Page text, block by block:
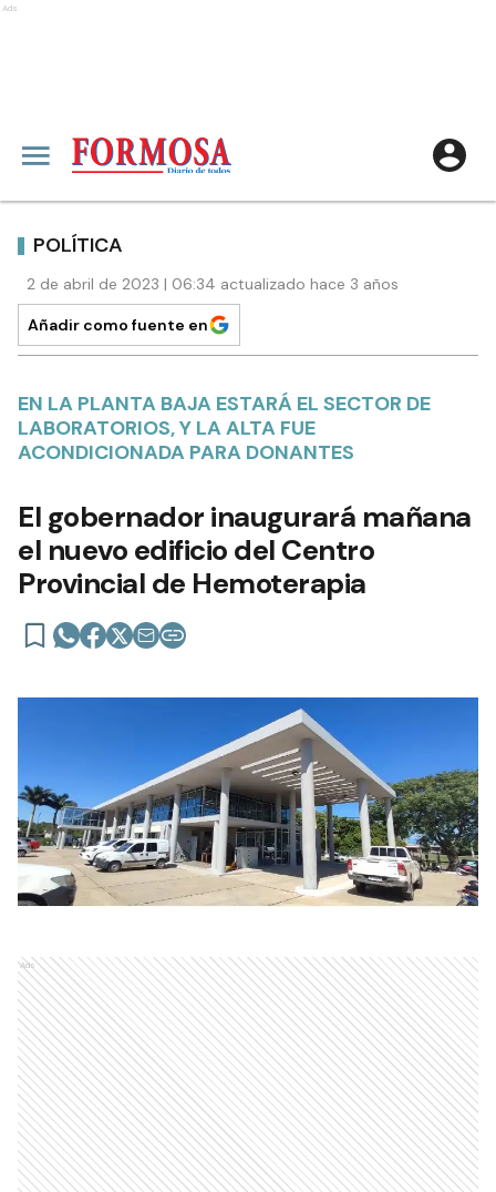
Ads
POLÍTICA
2 de abril de 2023 | 06:34 actualizado hace 3 años
Añadir como fuente en
EN LA PLANTA BAJA ESTARÁ EL SECTOR DE
LABORATORIOS, Y LA ALTA FUE
ACONDICIONADA PARA DONANTES
El gobernador inaugurará mañana
el nuevo edificio del Centro
Provincial de Hemoterapia
Ads